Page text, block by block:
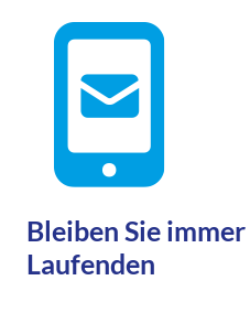
Bleiben Sie
Laufenden